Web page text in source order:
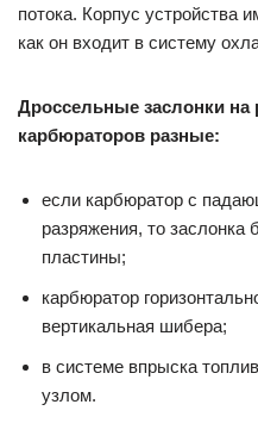
потока. Корпус устройства
как он входит в систему
Дроссельные заслонки на
карбюраторов разные:
если карбюратор с
разряжения, то заслонка
пластины;
карбюратор
вертикальная шибера;
в системе впрыска
узлом.